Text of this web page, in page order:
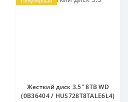
Жесткий диск 3.5" 8TB WD
(0B36404 / HUS728T8TALE6L4)